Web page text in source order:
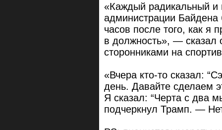
«Каждый радикальный и
администрации Байдена
часов после того, как я
в должность», — сказал
сторонниками на
«Вчера кто-то сказал:
день. Давайте сделаем
Я сказал: “Черта с два
подчеркнул Трамп. —